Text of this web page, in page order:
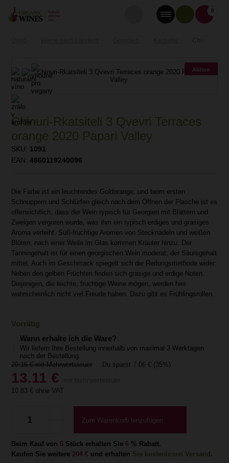
0
Aktion
Chinuri-Rkatsiteli 3 Qvevri Terraces
orange 2020 Papari Valley
SKU: 1091
EAN:4860119240096
Die Farbe ist ein leuchtendes Goldorange, und beim ersten
Schnuppern und Schlürfen gleich nach dem Öffnen der Flasche ist es
offensichtlich, dass der Wein typisch für Georgien mit Blättern und
Zweigen vergoren wurde, was ihm ein typisch erdiges und grasiges
Aroma verleiht. Süß-fruchtige Aromen von Stecknadeln und weißen
Blüten, nach einer Weile im Glas kommen Kräuter hinzu. Der
Tanningehalt ist für einen georgischen Wein moderat, der Säuregehalt
mittel. Auch im Geschmack spiegelt sich die Reifungsmethode wider:
Neben den gelben Früchten finden sich grasige und erdige Noten.
Diejenigen, die leichte, fruchtige Weine mögen, werden hier
wahrscheinlich nicht viel Freude haben. Dazu gibt es Frühlingsrollen.
Vorrätig
Wann erhalte ich die Ware?
Wir liefern Ihre Bestellung innerhalb von maximal 3 Werktagen
nach der Bestellung.
20.16€ mit Mehrwertsteuer Du sparst 7.06 € (35%)
13.11 €
10.83 € ohne VAT
Zum Warenkorb hinzufügen
Beim Kauf von 6 Stück erhalten Sie 6 % Rabatt.
Kaufen Sie weitere 204 € und erhalten Sie kostenlosen Versand .